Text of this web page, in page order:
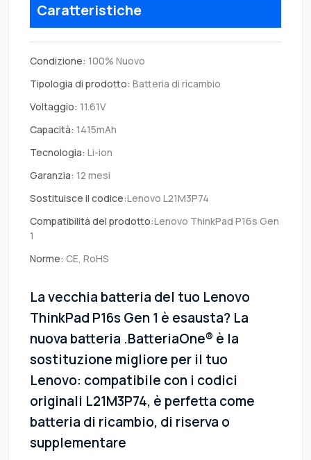
Caratteristiche
Condizione: 100% Nuovo
Tipologia di prodotto: Batteria di ricambio
Voltaggio: 11.61V
Capacità: 1415mAh
Tecnologia: Li-ion
Garanzia: 12 mesi
Sostituisce il codice:Lenovo L21M3P74
Compatibilità del prodotto:Lenovo ThinkPad P16s Gen
1
Norme: CE, RoHS
La vecchia batteria del tuo Lenovo
ThinkPad P16s Gen 1 è esausta? La
nuova batteria .BatteriaOne® è la
sostituzione migliore per il tuo
Lenovo: compatibile con i codici
originali L21M3P74, è perfetta come
batteria di ricambio, di riserva o
supplementare